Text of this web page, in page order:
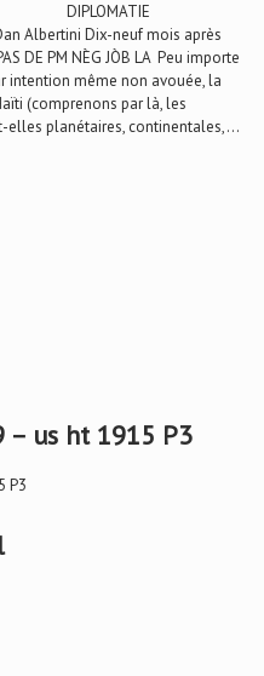
DIPLOMATIE
Albertini Dix-neuf mois après
DE PM NÈG JÒB LA Peu importe
intention même non avouée, la
(comprenons par là, les
elles planétaires, continentales,...
– us ht 1915 P3